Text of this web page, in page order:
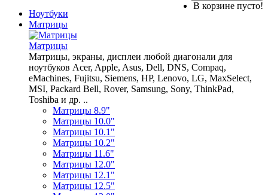
В корзине пусто!
Ноутбуки
Матрицы
Матрицы
Матрицы, экраны, дисплеи любой диагонали для
ноутбуков Acer, Apple, Asus, Dell, DNS, Compaq,
eMachines, Fujitsu, Siemens, HP, Lenovo, LG, MaxSelect,
MSI, Packard Bell, Rover, Samsung, Sony, ThinkPad,
Toshiba и др. ..
Матрицы 8.9"
Матрицы 10.0"
Матрицы 10.1"
Матрицы 10.2"
Матрицы 11.6"
Матрицы 12.0"
Матрицы 12.1"
Матрицы 12.5"